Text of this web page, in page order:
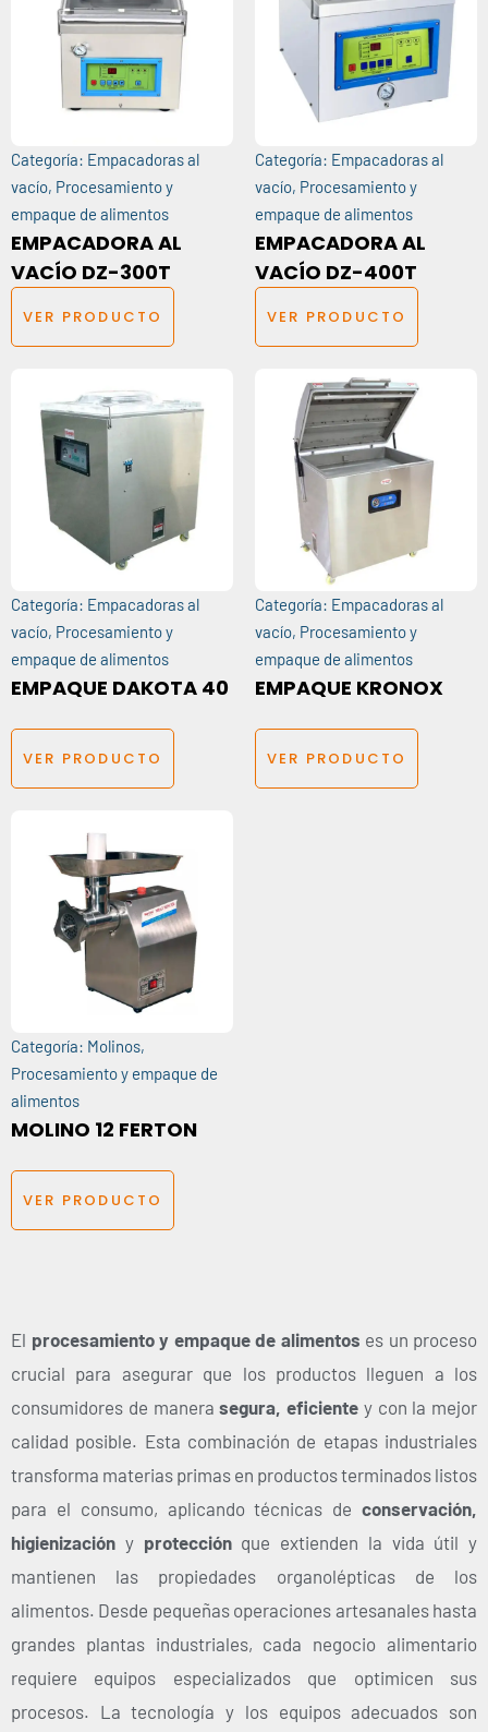
Categoría: Empacadoras al
vacío, Procesamiento y
empaque de alimentos
EMPACADORA AL
VACÍO DZ-300T
VER PRODUCTO
Categoría: Empacadoras al
vacío, Procesamiento y
empaque de alimentos
EMPACADORA AL
VACÍO DZ-400T
VER PRODUCTO
Categoría: Empacadoras al
vacío, Procesamiento y
empaque de alimentos
EMPAQUE DAKOTA 40
VER PRODUCTO
Categoría: Empacadoras al
vacío, Procesamiento y
empaque de alimentos
EMPAQUE KRONOX
VER PRODUCTO
Categoría: Molinos,
Procesamiento y empaque de
alimentos
MOLINO 12 FERTON
VER PRODUCTO
El procesamiento y empaque de alimentos es un proceso
crucial para asegurar que los productos lleguen a los
consumidores de manerasegura, eficiente y con la mejor
calidad posible. Esta combinación de etapas industriales
transforma materias primas en productos terminados listos
para el consumo, aplicando técnicas de conservación,
higienización y protecciónque extienden la vida útil y
mantienen las propiedades organolépticas de los
alimentos. Desde pequeñas operaciones artesanales hasta
grandes plantas industriales, cada negocio alimentario
requiere equipos especializados que optimicen sus
procesos. La tecnología y los equipos adecuados son